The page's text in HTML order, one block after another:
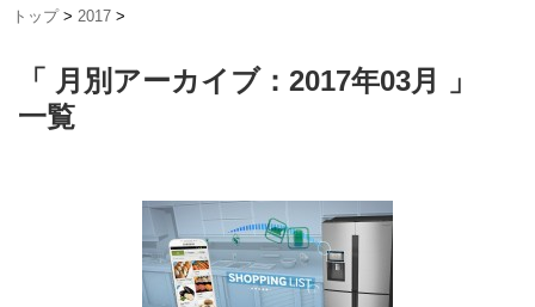
トップ > 2017 >
「 月別アーカイブ：2017年03月 」
一覧